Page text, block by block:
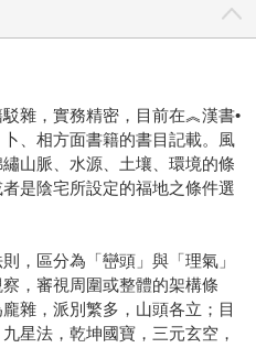
雜，實務精密，目前在︽漢書•
、相方面書籍的書目記載。風
山脈、水源、土壤、環境的條
是陰宅所設定的福地之條件選
，區分為「巒頭」與「理氣」
，審視周圍或整體的架構條
雜，派別繁多，山頭各立；目
星法，乾坤國寶，三元玄空，